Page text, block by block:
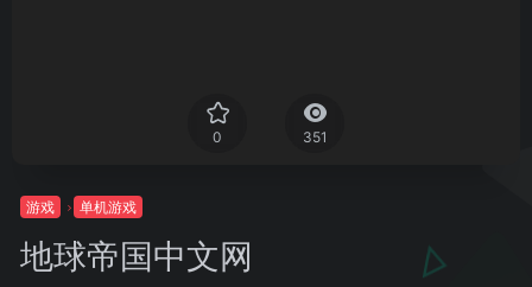
0 351
游戏 单机游戏
地球帝国中文网